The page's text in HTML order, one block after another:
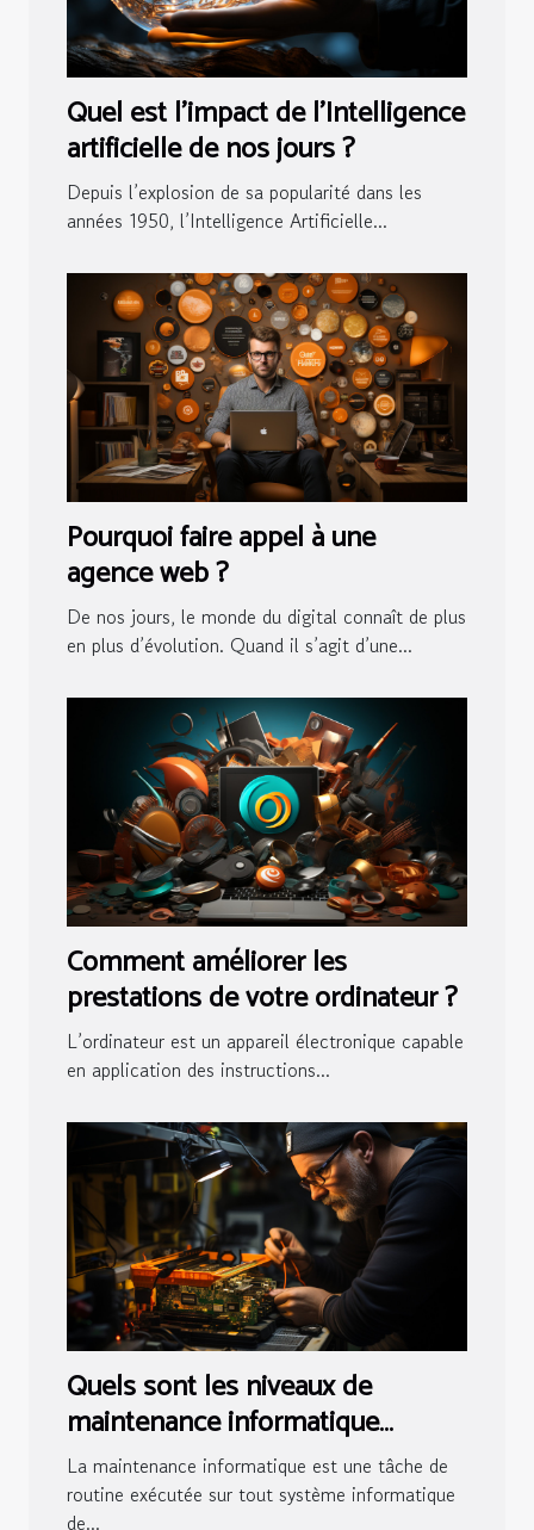
Quel est l’impact de l’Intelligence
artificielle de nos jours ?
Depuis l’explosion de sa popularité dans les
années 1950, l’Intelligence Artificielle...
Pourquoi faire appel à une
agence web ?
De nos jours, le monde du digital connaît de plus
en plus d’évolution. Quand il s’agit d’une...
Comment améliorer les
prestations de votre ordinateur ?
L’ordinateur est un appareil électronique capable
en application des instructions...
Quels sont les niveaux de
maintenance informatique
existants ?
La maintenance informatique est une tâche de
routine exécutée sur tout système informatique
de...